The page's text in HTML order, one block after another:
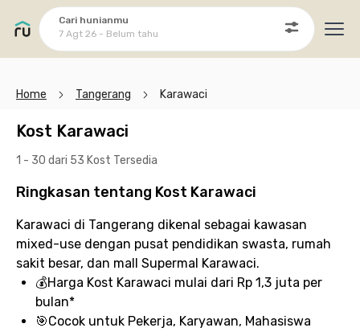
Cari hunianmu
7 Agt 26 - Belum tahu
Home Tangerang Karawaci
Kost Karawaci
1 - 30 dari 53 Kost Tersedia
Ringkasan tentang Kost Karawaci
Karawaci di Tangerang dikenal sebagai kawasan
mixed-use dengan pusat pendidikan swasta, rumah
sakit besar, dan mall Supermal Karawaci.
💰Harga Kost Karawaci mulai dari Rp 1,3 juta per
bulan*
🎯Cocok untuk Pekerja, Karyawan, Mahasiswa